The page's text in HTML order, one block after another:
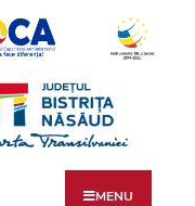
MENU